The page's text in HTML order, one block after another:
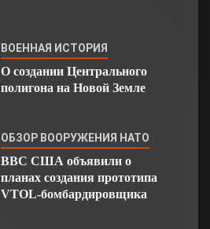
ВОЕННАЯ ИСТОРИЯ
О создании Центрального
полигона на Новой Земле
ОБЗОР ВООРУЖЕНИЯ НАТО
ВВС США объявили о
планах создания прототипа
VTOL-бомбардировщика